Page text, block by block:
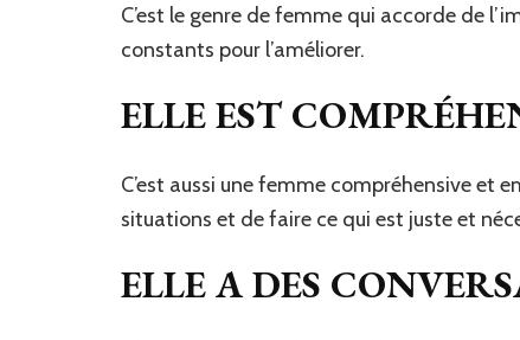
C’est le genre de femme qui accorde de
constants pour l’améliorer.
ELLE EST
C’est aussi une femme compréhensive et
situations et de faire ce qui est juste et
ELLE A DES